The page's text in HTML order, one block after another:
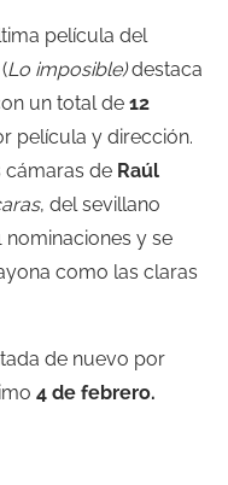
película del
(Lo imposible)destaca
un total de 12
película y dirección.
cámaras de Raúl
, del sevillano
nominaciones y se
como las claras
de nuevo por
4 de febrero.